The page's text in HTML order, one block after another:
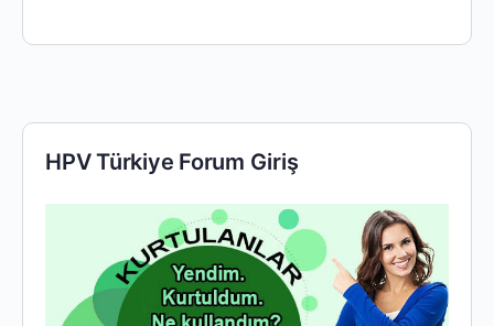
HPV Türkiye Forum Giriş